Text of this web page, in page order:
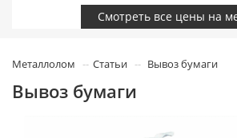
Смотреть все цены на
Металлолом Статьи Вывоз бумаги
Вывоз бумаги